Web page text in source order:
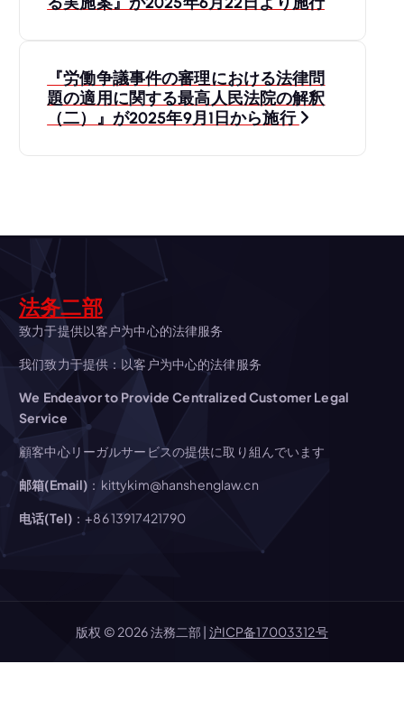
稿
ビ
シ
ョ
ン
『労働争議事件の審理における法律問
題の適用に関する最高人民法院の解釈
（二）』が2025年9月1日から施行
法务二部
致力于提供以客户为中心的法律服务
我们致力于提供：以客户为中心的法律服务
We Endeavor to Provide Centralized Customer Legal
Service
顧客中心リーガルサービスの提供に取り組んでいます
邮箱(Email) ：kittykim@hanshenglaw.cn
电话(Tel) ：+86 13917421790
版权 © 2026 法務二部 | 沪ICP备17003312号